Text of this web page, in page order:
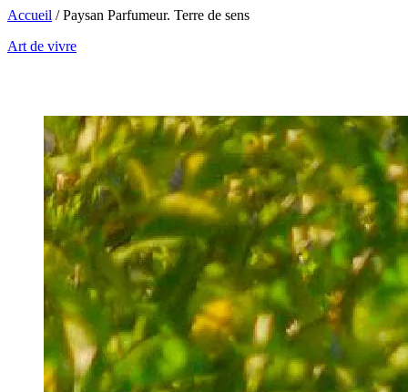
Accueil /Paysan Parfumeur. Terre de sens
Art de vivre